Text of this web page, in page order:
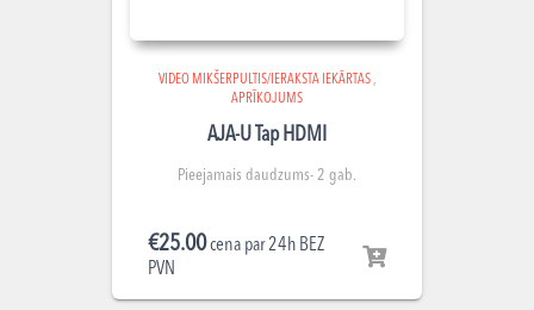
VIDEO MIKŠERPULTIS/IERAKSTA IEKĀRTAS,
APRĪKOJUMS
AJA-U Tap HDMI
Pieejamais daudzums- 2 gab.
€25.00cena par 24h BEZ
PVN